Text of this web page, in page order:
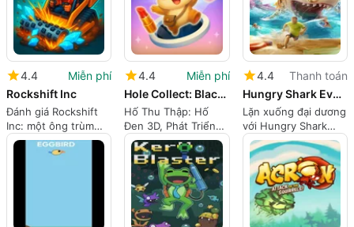
4.4
Miễn phí
Rockshift Inc
Đánh giá Rockshift
Inc: một ông trùm
khai thác với tự động
hóa nhàn rỗi
4.4
Miễn phí
Hole Collect: Black Hole 3D
Hố Thu Thập: Hố
Đen 3D, Phát Triển
và Giải Quyết Các
Thế Giới 3D
4.4
Thanh toán
Hungry Shark Evolution
Lặn xuống đại dương
với Hungry Shark
Evolution